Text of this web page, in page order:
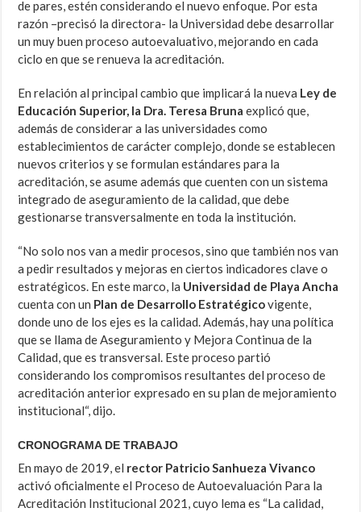
de pares, estén considerando el nuevo enfoque. Por esta
razón –precisó la directora- la Universidad debe desarrollar
un muy buen proceso autoevaluativo, mejorando en cada
ciclo en que se renueva la acreditación.
En relación al principal cambio que implicará la nueva Ley de
Educación Superior, la Dra. Teresa Bruna explicó que,
además de considerar a las universidades como
establecimientos de carácter complejo, donde se establecen
nuevos criterios y se formulan estándares para la
acreditación, se asume además que cuenten con un sistema
integrado de aseguramiento de la calidad, que debe
gestionarse transversalmente en toda la institución.
“No solo nos van a medir procesos, sino que también nos van
a pedir resultados y mejoras en ciertos indicadores clave o
estratégicos. En este marco, la Universidad de Playa Ancha
cuenta con un Plan de Desarrollo Estratégicovigente,
donde uno de los ejes es la calidad. Además, hay una política
que se llama de Aseguramiento y Mejora Continua de la
Calidad, que es transversal. Este proceso partió
considerando los compromisos resultantes del proceso de
acreditación anterior expresado en su plan de mejoramiento
institucional“, dijo.
CRONOGRAMA DE TRABAJO
En mayo de 2019, el rector Patricio Sanhueza Vivanco
activó oficialmente el Proceso de Autoevaluación Para la
Acreditación Institucional 2021, cuyo lema es “La calidad,